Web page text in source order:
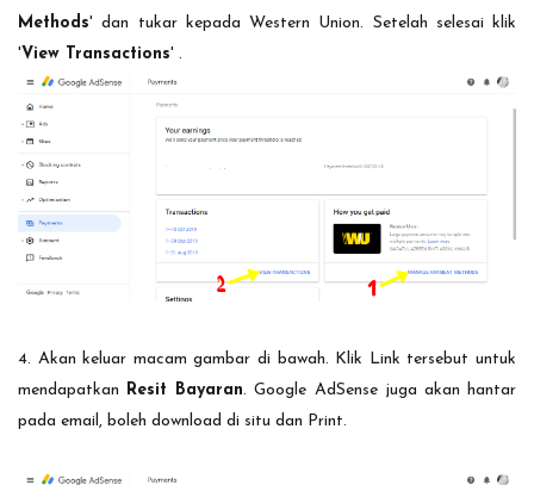
Methods' dan tukar kepada Western Union. Setelah selesai klik
'View Transactions' .
4. Akan keluar macam gambar di bawah. Klik Link tersebut untuk
mendapatkan
Resit Bayaran. Google AdSense juga akan hantar
pada email, boleh download di situ dan Print.